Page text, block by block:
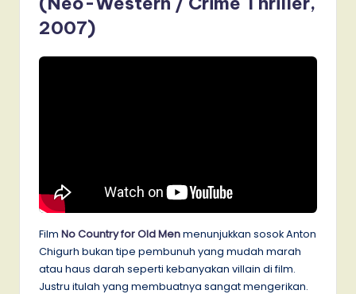
2007)
Film No Country for Old Menmenunjukkan sosok Anton
Chigurh bukan tipe pembunuh yang mudah marah
atau haus darah seperti kebanyakan villain di film.
Justru itulah yang membuatnya sangat mengerikan.